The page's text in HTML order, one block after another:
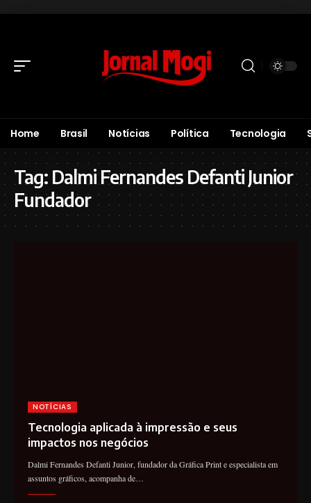
Home Brasil Notícias Política Tecnologia
Tag: Dalmi Fernandes Defanti Junior
Fundador
NOTÍCIAS
Tecnologia aplicada à impressão e seus
impactos nos negócios
Dalmi Fernandes Defanti Junior, fundador da Gráfica Print e especialista em
assuntos gráficos, acompanha de…